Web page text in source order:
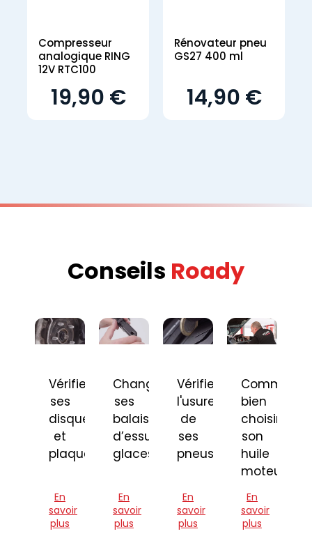
Compresseur
analogique RING
12V RTC100
19,90 €
Rénovateur pneu
GS27 400 ml
14,90 €
Conseils Roady
Vérifier
ses
disques
et
plaquettes
En
savoir
plus
Changer
ses
balais
d’essuie-
glaces
En
savoir
plus
Vérifier
l'usure
de
ses
pneus
En
savoir
plus
Comment
bien
choisir
son
huile
moteur
En
savoir
plus